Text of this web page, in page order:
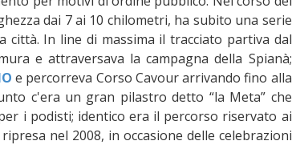
dai 7 ai 10 chilometri, ha subito una serie
In line di massima il tracciato partiva dal
e attraversava la campagna della Spianà;
e percorreva Corso Cavour arrivando fino alla
c'era un gran pilastro detto “la Meta” che
i podisti; identico era il percorso riservato ai
nel 2008, in occasione delle celebrazioni